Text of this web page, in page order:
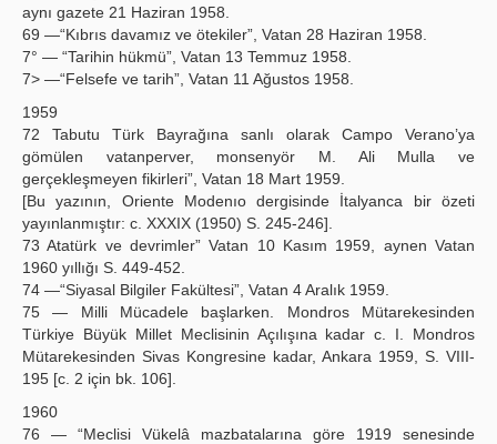
aynı gazete 21 Haziran 1958.
69 —“Kıbrıs davamız ve ötekiler”, Vatan 28 Haziran 1958.
7° — “Tarihin hükmü”, Vatan 13 Temmuz 1958.
7> —“Felsefe ve tarih”, Vatan 11 Ağustos 1958.
1959
72 Tabutu Türk Bayrağına sanlı olarak Campo Verano’ya
gömülen vatanperver, monsenyör M. Ali Mulla ve
gerçekleşmeyen fikirleri”, Vatan 18 Mart 1959.
[Bu yazının, Oriente Modenıo dergisinde İtalyanca bir özeti
yayınlanmıştır: c. XXXIX (1950) S. 245-246].
73 Atatürk ve devrimler” Vatan 10 Kasım 1959, aynen Vatan
1960 yıllığı S. 449-452.
74 —“Siyasal Bilgiler Fakültesi”, Vatan 4 Aralık 1959.
75 — Milli Mücadele başlarken. Mondros Mütarekesinden
Türkiye Büyük Millet Meclisinin Açılışına kadar c. I. Mondros
Mütarekesinden Sivas Kongresine kadar, Ankara 1959, S. VIII-
195 [c. 2 için bk. 106].
1960
76 — “Meclisi Vükelâ mazbatalarına göre 1919 senesinde